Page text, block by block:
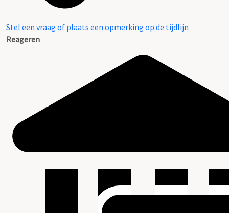
Stel een vraag of plaats een opmerking op de tijdlijn
Reageren